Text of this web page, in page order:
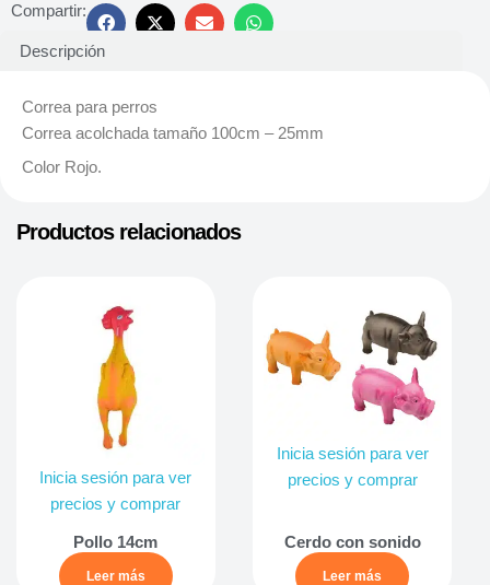
Compartir:
Descripción
Correa para perros
Correa acolchada tamaño 100cm – 25mm
Color Rojo.
Productos relacionados
Inicia sesión para ver
precios y comprar
Pollo 14cm
Leer más
Inicia sesión para ver
precios y comprar
Cerdo con sonido
Leer más